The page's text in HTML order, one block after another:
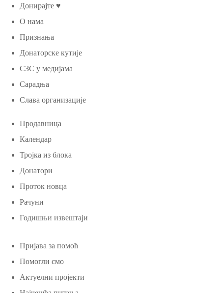
Донирајте ♥
О нама
Признања
Донаторске кутије
СЗС у медијама
Сарадња
Слава организације
Продавница
Календар
Тројка из блока
Донатори
Проток новца
Рачуни
Годишњи извештаји
Пријава за помоћ
Помогли смо
Актуелни пројекти